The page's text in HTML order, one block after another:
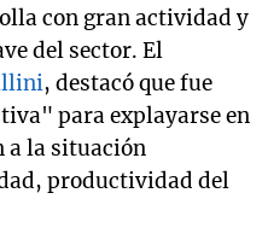
con gran actividad y
del sector. El
, destacó que fue
para explayarse en
a la situación
productividad del